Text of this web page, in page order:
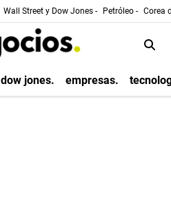
Wall Street y Dow Jones - Petróleo - Corea
dow jones. empresas.